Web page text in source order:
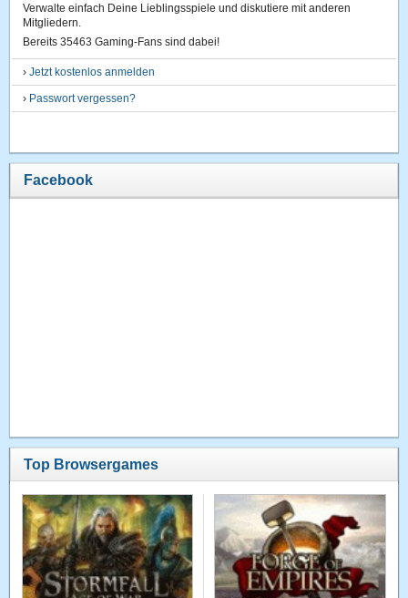
Verwalte einfach Deine Lieblingsspiele und diskutiere mit anderen
Mitgliedern.
Bereits 35463 Gaming-Fans sind dabei!
›Jetzt kostenlos anmelden
› Passwort vergessen?
Facebook
Top Browsergames